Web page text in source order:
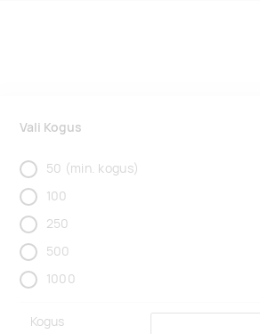
Vali Kogus
50 (min. kogus)
100
250
500
1000
Kogus